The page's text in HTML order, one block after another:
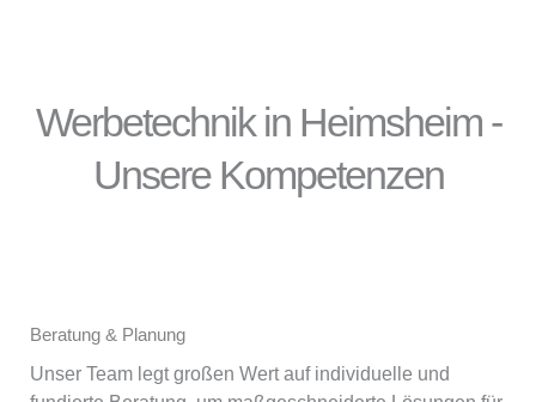
Werbetechnik in Heimsheim -
Unsere Kompetenzen
Beratung & Planung
Unser Team legt großen Wert auf individuelle und